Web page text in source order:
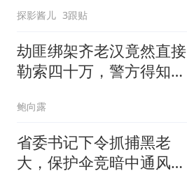
探影酱儿 3跟贴
劫匪绑架齐老汉竟然直接
勒索四十万，警方得知后
鲍向露
省委书记下令抓捕黑老
大，保护伞竞暗中通风报